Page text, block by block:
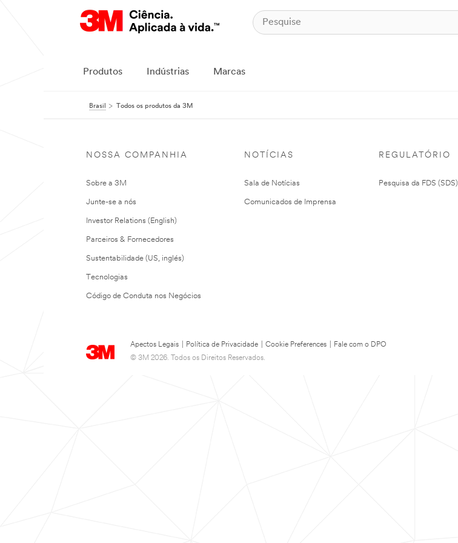
Produtos Indústrias Marcas
Brasil Todos os produtos da 3M
NOSSA COMPANHIA
Sobre a 3M
Junte-se a nós
Investor Relations (English)
Parceiros & Fornecedores
Sustentabilidade (US, inglés)
Tecnologias
Código de Conduta nos Negócios
NOTÍCIAS
Sala de Notícias
Comunicados de Imprensa
REGULATÓRIO
Pesquisa da FDS (SDS)
Apectos Legais Política de Privacidade Cookie Preferences
Fale com o DPO
© 3M 2026. Todos os Direitos Reservados.